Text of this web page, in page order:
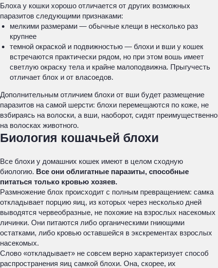
Блоха у кошки хорошо отличается от других возможных
паразитов следующими признаками:
мелкими размерами — обычные клещи в несколько раз
крупнее
темной окраской и подвижностью — блохи и вши у кошек
встречаются практически рядом, но при этом вошь имеет
светлую окраску тела и крайне малоподвижна. Прыгучесть
отличает блох и от власоедов.
Дополнительным отличием блохи от вши будет размещение
паразитов на самой шерсти: блохи перемещаются по коже, не
взбираясь на волоски, а вши, наоборот, сидят преимущественно
на волосках животного.
Биология кошачьей блохи
Все блохи у домашних кошек имеют в целом сходную
биологию. Все они облигатные паразиты, способные
питаться только кровью хозяев.
Размножение блох происходит с полным превращением: самка
откладывает порцию яиц, из которых через несколько дней
выводятся червеобразные, не похожие на взрослых насекомых
личинки. Они питаются либо органическими гниющими
остатками, либо кровью оставшейся в экскрементах взрослых
насекомых.
Слово «откладывает» не совсем верно характеризует способ
распространения яиц самкой блохи. Она, скорее, их